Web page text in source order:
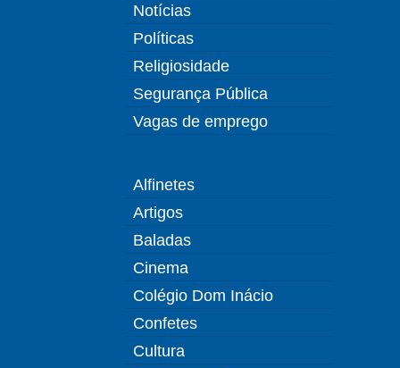
Notícias
Políticas
Religiosidade
Segurança Pública
Vagas de emprego
Alfinetes
Artigos
Baladas
Cinema
Colégio Dom Inácio
Confetes
Cultura